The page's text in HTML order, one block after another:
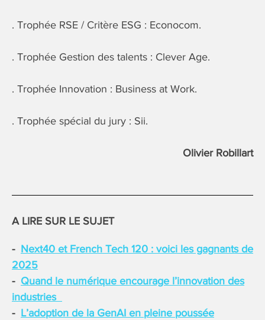
. Trophée RSE / Critère ESG : Econocom.
. Trophée Gestion des talents : Clever Age.
. Trophée Innovation : Business at Work.
. Trophée spécial du jury : Sii.
Olivier Robillart
A LIRE SUR LE SUJET
Next40 et French Tech 120 : voici les gagnants de
2025
Quand le numérique encourage l’innovation des
industries
L’adoption de la GenAI en pleine poussée